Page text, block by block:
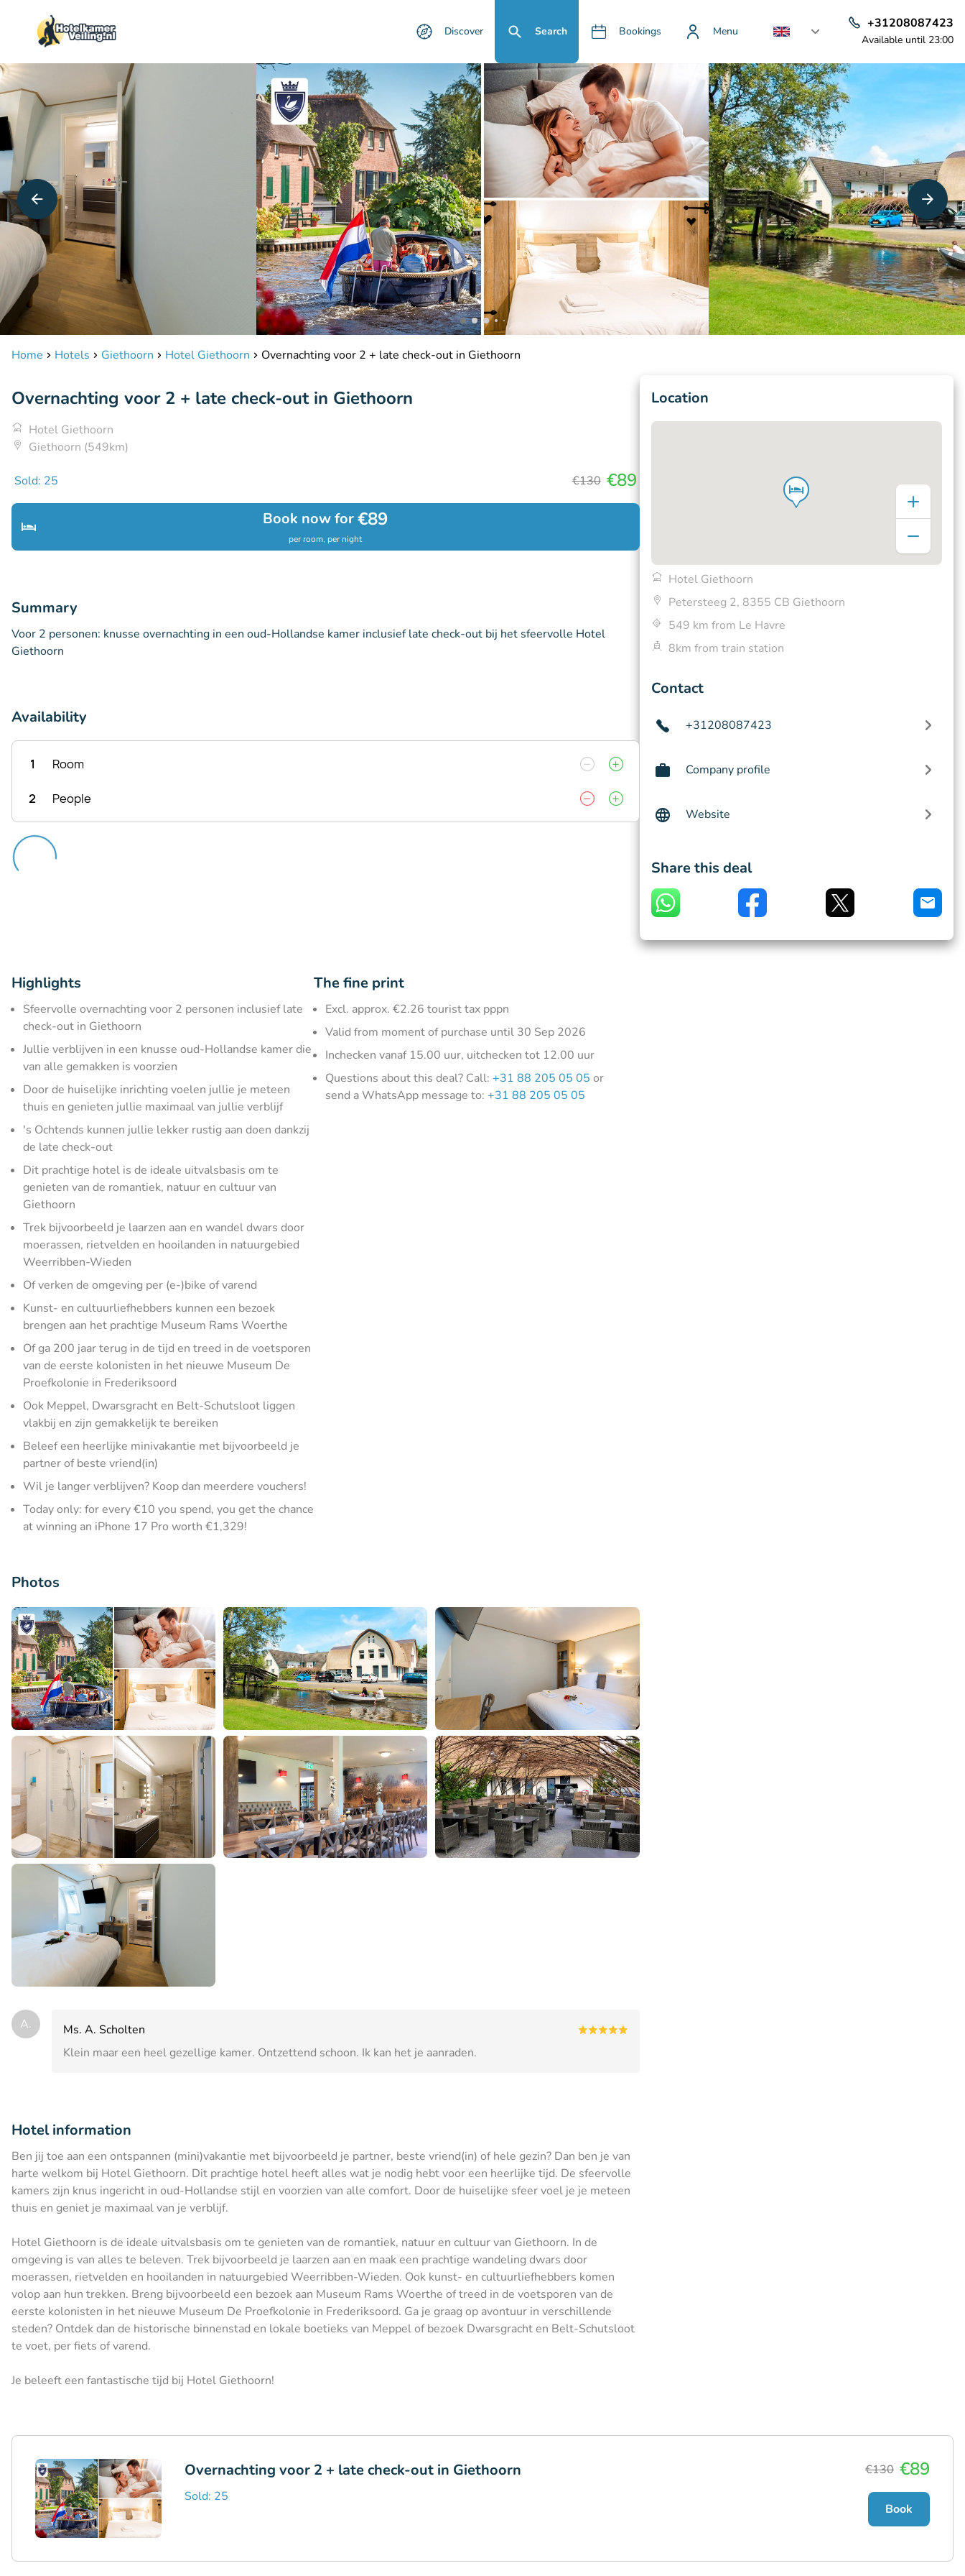
Discover Search Bookings Menu
+31208087423
Available until 23:00
Home Hotels Giethoorn Hotel Giethoorn Overnachting voor 2 + late check-out in Giethoorn
Overnachting voor 2 + late check-out in Giethoorn
Hotel Giethoorn
Giethoorn (549km)
Sold: 25 €130 €89
Book now for€89
per room, per night
Summary
Voor 2 personen: knusse overnachting in een oud-Hollandse kamer inclusief late check-out bij het sfeervolle Hotel
Giethoorn
Availability
1 Room
2 People
Highlights
Sfeervolle overnachting voor 2 personen inclusief late
check-out in Giethoorn
Jullie verblijven in een knusse oud-Hollandse kamer die
van alle gemakken is voorzien
Door de huiselijke inrichting voelen jullie je meteen
thuis en genieten jullie maximaal van jullie verblijf
's Ochtends kunnen jullie lekker rustig aan doen dankzij
de late check-out
Dit prachtige hotel is de ideale uitvalsbasis om te
genieten van de romantiek, natuur en cultuur van
Giethoorn
Trek bijvoorbeeld je laarzen aan en wandel dwars door
moerassen, rietvelden en hooilanden in natuurgebied
Weerribben-Wieden
Of verken de omgeving per (e-)bike of varend
Kunst- en cultuurliefhebbers kunnen een bezoek
brengen aan het prachtige Museum Rams Woerthe
Of ga 200 jaar terug in de tijd en treed in de voetsporen
van de eerste kolonisten in het nieuwe Museum De
Proefkolonie in Frederiksoord
Ook Meppel, Dwarsgracht en Belt-Schutsloot liggen
vlakbij en zijn gemakkelijk te bereiken
Beleef een heerlijke minivakantie met bijvoorbeeld je
partner of beste vriend(in)
Wil je langer verblijven? Koop dan meerdere vouchers!
Today only: for every €10 you spend, you get the chance
at winning an iPhone 17 Pro worth €1,329!
The fine print
Excl. approx. €2.26 tourist tax pppn
Valid from moment of purchase until 30 Sep 2026
Inchecken vanaf 15.00 uur, uitchecken tot 12.00 uur
Questions about this deal? Call:+31 88 205 05 05 or
send a WhatsApp message to:+31 88 205 05 05
Photos
A.
Ms. A. Scholten
Klein maar een heel gezellige kamer. Ontzettend schoon. Ik kan het je aanraden.
Hotel information
Ben jij toe aan een ontspannen (mini)vakantie met bijvoorbeeld je partner, beste vriend(in) of hele gezin? Dan ben je van
harte welkom bij Hotel Giethoorn. Dit prachtige hotel heeft alles wat je nodig hebt voor een heerlijke tijd. De sfeervolle
kamers zijn knus ingericht in oud-Hollandse stijl en voorzien van alle comfort. Door de huiselijke sfeer voel je je meteen
thuis en geniet je maximaal van je verblijf.
Hotel Giethoorn is de ideale uitvalsbasis om te genieten van de romantiek, natuur en cultuur van Giethoorn. In de
omgeving is van alles te beleven. Trek bijvoorbeeld je laarzen aan en maak een prachtige wandeling dwars door
moerassen, rietvelden en hooilanden in natuurgebied Weerribben-Wieden. Ook kunst- en cultuurliefhebbers komen
volop aan hun trekken. Breng bijvoorbeeld een bezoek aan Museum Rams Woerthe of treed in de voetsporen van de
eerste kolonisten in het nieuwe Museum De Proefkolonie in Frederiksoord. Ga je graag op avontuur in verschillende
steden? Ontdek dan de historische binnenstad en lokale boetieks van Meppel of bezoek Dwarsgracht en Belt-Schutsloot
te voet, per fiets of varend.
Je beleeft een fantastische tijd bij Hotel Giethoorn!
Location
Hotel Giethoorn
Petersteeg 2, 8355 CB Giethoorn
549 km from Le Havre
8km from train station
Contact
+31208087423
Company profile
Website
Share this deal
Overnachting voor 2 + late check-out in Giethoorn
Sold: 25
€130 €89
Book